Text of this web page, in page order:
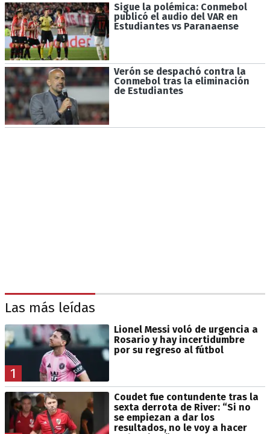
Sigue la polémica: Conmebol
publicó el audio del VAR en
Estudiantes vs Paranaense
Verón se despachó contra la
Conmebol tras la eliminación
de Estudiantes
Las más leídas
1
Lionel Messi voló de urgencia a
Rosario y hay incertidumbre
por su regreso al fútbol
Coudet fue contundente tras la
sexta derrota de River: “Si no
se empiezan a dar los
resultados, no le voy a hacer